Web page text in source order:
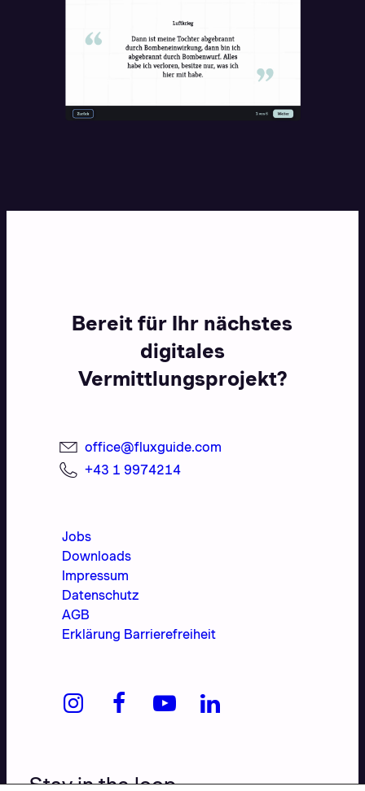
Bereit für Ihr nächstes
digitales
Vermittlungsprojekt?
office@fluxguide.com
+43 1 9974214
Jobs
Downloads
Impressum
Datenschutz
AGB
Erklärung Barrierefreiheit
Stay in the loop